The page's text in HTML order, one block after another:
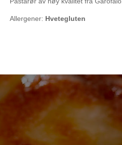
Allergener: Hvetegluten